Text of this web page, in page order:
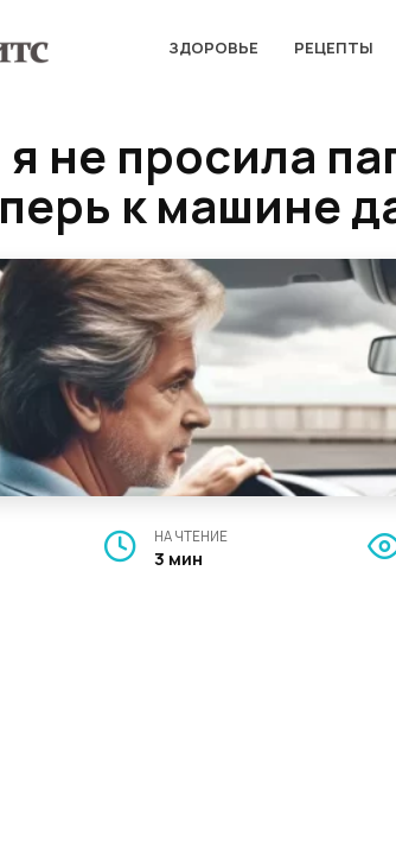
ЗДОРОВЬЕ РЕЦЕПТЫ
не просила
к машине
НА ЧТЕНИЕ
3 мин